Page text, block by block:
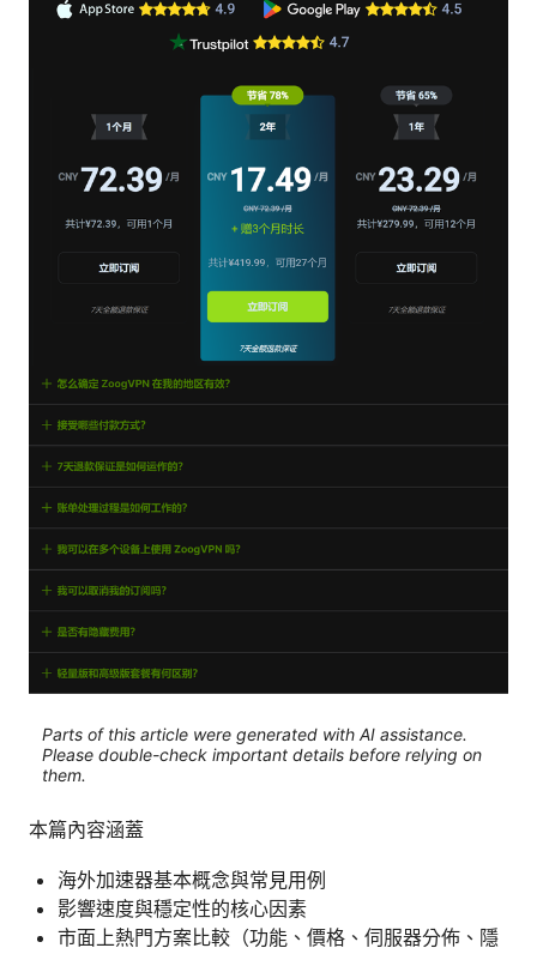
Parts of this article were generated with AI assistance.
Please double-check important details before relying on
them.
本篇內容涵蓋
海外加速器基本概念與常見用例
影響速度與穩定性的核心因素
市面上熱門方案比較（功能、價格、伺服器分佈、隱